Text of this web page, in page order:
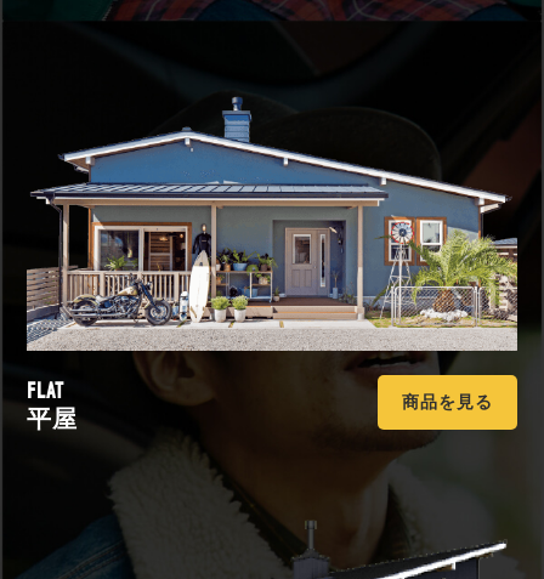
FLAT
平屋
商品を見る